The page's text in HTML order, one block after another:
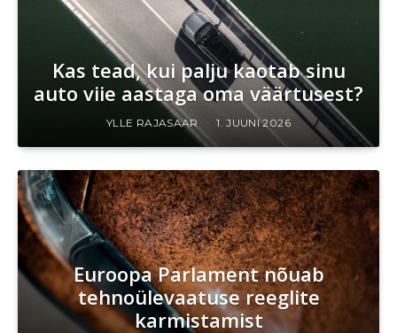
Kas tead, kui palju kaotab sinu
auto viie aastaga oma väärtusest?
YLLE RAJASAAR 1. JUUNI 2026
Euroopa Parlament nõuab
tehnoülevaatuse reeglite
karmistamist